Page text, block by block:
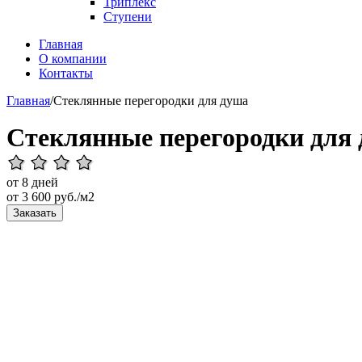
Ступени
Главная
О компании
Контакты
Главная/Стеклянные перегородки для душа
Стеклянные перегородки
от 8 дней
от 3 600 руб./м2
Заказать